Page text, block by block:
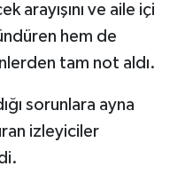
arayışını ve aile içi
hem de
tam not aldı.
sorunlara ayna
izleyiciler